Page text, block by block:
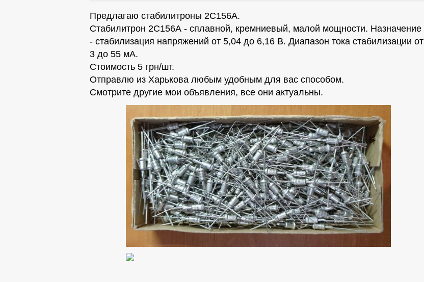
Предлагаю стабилитроны 2С156А.
Стабилитрон 2С156А - сплавной, кремниевый, малой мощности. Назначение
- стабилизация напряжений от 5,04 до 6,16 В. Диапазон тока стабилизации от
3 до 55 мА.
Стоимость 5 грн/шт.
Отправлю из Харькова любым удобным для вас способом.
Смотрите другие мои объявления, все они актуальны.